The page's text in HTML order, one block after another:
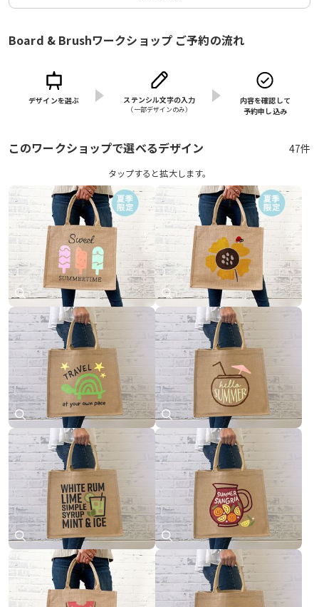
Board & Brushワークショップ ご予約の流れ
デザインを選ぶ ステンシル文字の入力
（⼀部デザインのみ）
内容を確認して
予約申し込み
このワークショップで選べるデザイン 47件
タップすると拡⼤します。